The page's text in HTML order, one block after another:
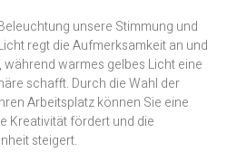
unsere Stimmung und
regt die Aufmerksamkeit an und
warmes gelbes Licht eine
schafft. Durch die Wahl der
Arbeitsplatz können Sie eine
Kreativität fördert und die
steigert.